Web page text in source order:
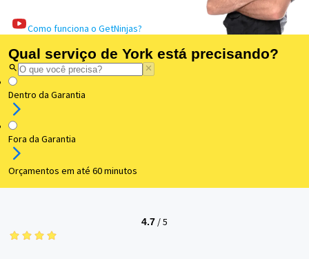
Como funciona o GetNinjas?
Qual serviço de York está precisando?
Dentro da Garantia
Fora da Garantia
Orçamentos em até 60 minutos
4.7 /5